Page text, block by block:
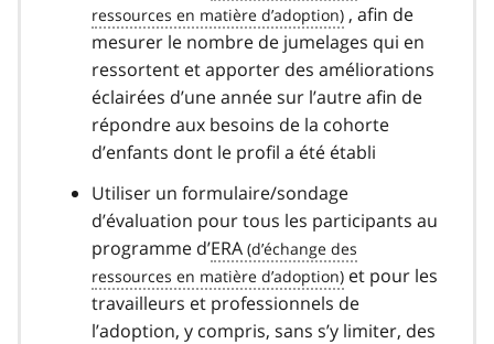
, afin de
mesurer le nombre de jumelages qui en
ressortent et apporter des améliorations
éclairées d’une année sur l’autre afin de
répondre aux besoins de la cohorte
d’enfants dont le profil a été établi
Utiliser un formulaire/sondage
d’évaluation pour tous les participants au
programme d’ERA
et pour les
travailleurs et professionnels de
l’adoption, y compris, sans s’y limiter, des